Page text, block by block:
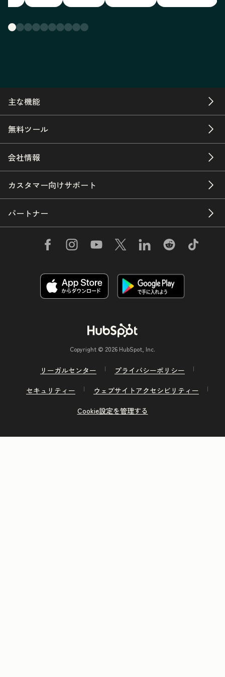
主な機能
無料ツール
会社情報
カスタマー向けサポート
パートナー
Copyright © 2026 HubSpot, Inc.
リーガルセンター
プライバシーポリシー
セキュリティー
ウェブサイトアクセシビリティー
Cookie設定を管理する